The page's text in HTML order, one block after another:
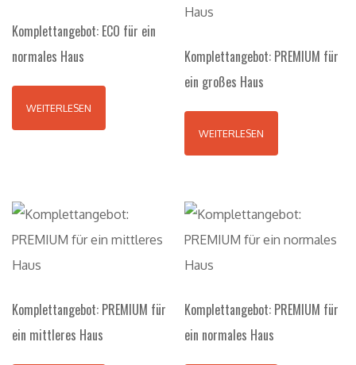
Komplettangebot: ECO für ein
normales Haus
WEITERLESEN
Komplettangebot: PREMIUM für
ein großes Haus
WEITERLESEN
Komplettangebot: PREMIUM für
ein mittleres Haus
Komplettangebot: PREMIUM für
ein normales Haus